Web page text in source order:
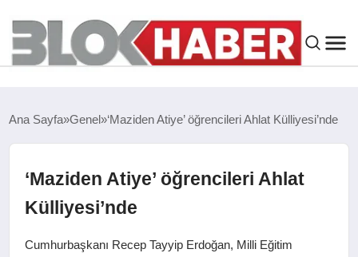
ASAYIŞ
Ana Sayfa Genel ‘Maziden Atiye’ öğrencileri Ahlat Külliyesi’nde
‘Maziden Atiye’ öğrencileri Ahlat
Külliyesi’nde
Cumhurbaşkanı Recep Tayyip Erdoğan, Milli Eğitim